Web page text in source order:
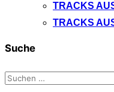
TRACKS
TRACKS
Suche
Suchen
nach: